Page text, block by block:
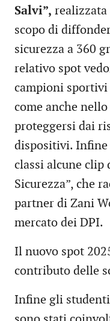
Salvi”, realizzata
scopo di
sicurezza a 360
relativo spot
campioni
come anche
proteggersi dai
dispositivi. Infine
classi alcune clip
Sicurezza”, che
partner di Zani
mercato dei DPI.
Il nuovo spot
contributo delle
Infine gli